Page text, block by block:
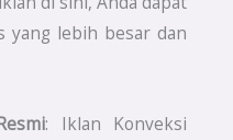
yang lebih besar dan
: Iklan Konveksi